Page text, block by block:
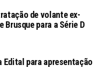
de volante ex-
Brusque para a Série D
Edital para apresentação